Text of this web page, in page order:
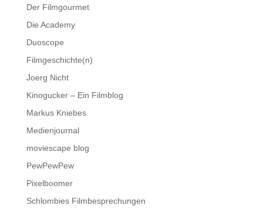
Der Filmgourmet
Die Academy
Duoscope
Filmgeschichte(n)
Joerg Nicht
Kinogucker – Ein Filmblog
Markus Kniebes
Medienjournal
moviescape blog
PewPewPew
Pixelboomer
Schlombies Filmbesprechungen